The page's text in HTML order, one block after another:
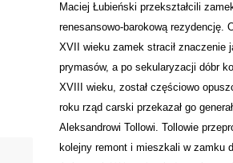
Maciej Łubieński przekształcili
renesansowo-barokową rezydencję.
XVII wieku zamek stracił znaczenie
prymasów, a po sekularyzacji dóbr
XVIII wieku, został częściowo
roku rząd carski przekazał go
Aleksandrowi Tollowi. Tollowie
kolejny remont i mieszkali w zamku